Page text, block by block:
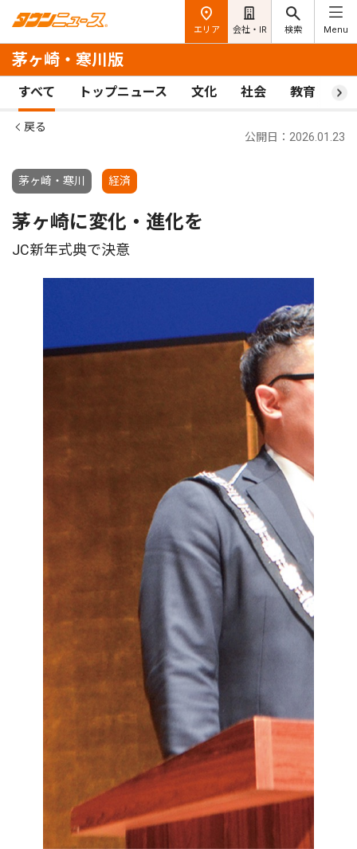
エリア 会社・IR 検索 Menu
茅ヶ崎・寒川版
すべて トップニュース 文化 社会 教育 ス
戻る
茅ヶ崎・寒川 経済
公開日：2026.01.23
茅ヶ崎に変化・進化を
JC新年式典で決意